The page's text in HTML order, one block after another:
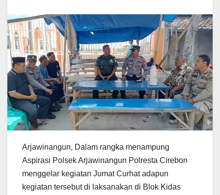
Arjawinangun, Dalam rangka menampung
Aspirasi Polsek Arjawinangun Polresta Cirebon
menggelar kegiatan Jumat Curhat adapun
kegiatan tersebut di laksanakan di Blok Kidas